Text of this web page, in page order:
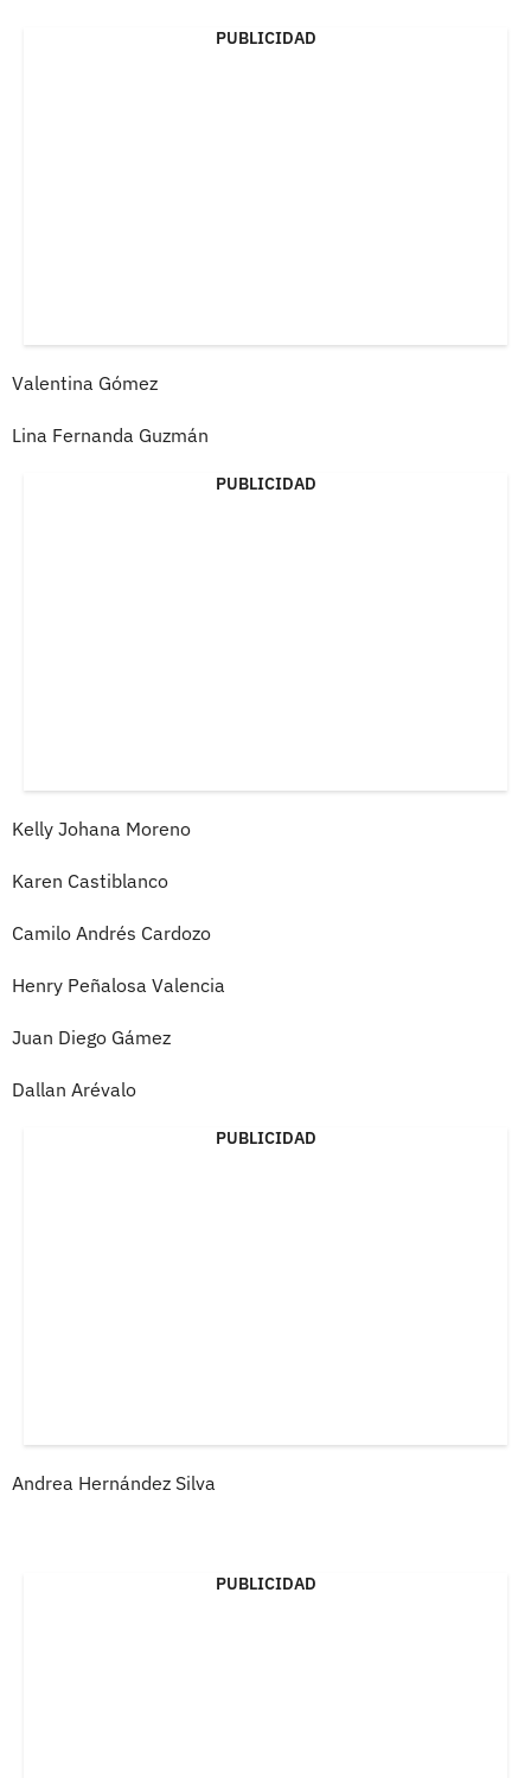
PUBLICIDAD
Valentina Gómez
Lina Fernanda Guzmán
PUBLICIDAD
Kelly Johana Moreno
Karen Castiblanco
Camilo Andrés Cardozo
Henry Peñalosa Valencia
Juan Diego Gámez
Dallan Arévalo
PUBLICIDAD
Andrea Hernández Silva
PUBLICIDAD